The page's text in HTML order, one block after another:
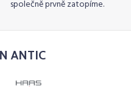
společně prvně zatopíme.
ANTIC